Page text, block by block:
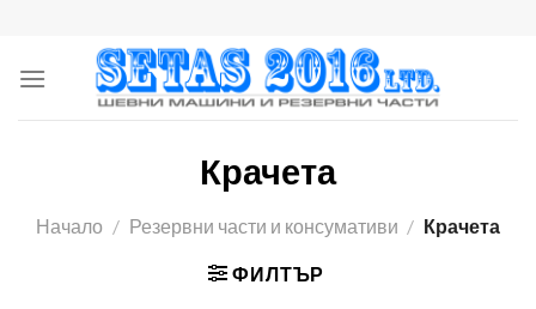
content
Крачета
Начало / Резервни части и консумативи / Крачета
ФИЛТЪР